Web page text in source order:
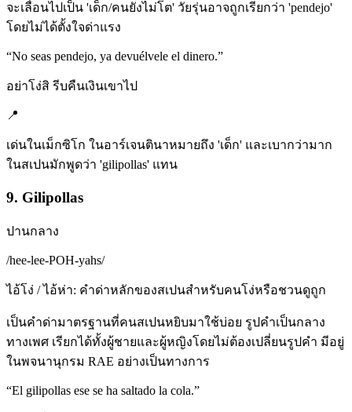
จะเลื่อนไปเป็น 'เด็ก/คนยังไม่โต' วัยรุ่นอาจถูกเรียกว่า 'pendejo'
โดยไม่ได้ตั้งใจด่าแรง
“No seas pendejo, ya devuélvele el dinero.”
อย่าโง่สิ รีบคืนเงินเขาไป
📍
เด่นในเม็กซิโก ในอาร์เจนตินาหมายถึง 'เด็ก' และเบากว่ามาก
ในสเปนมักพูดว่า 'gilipollas' แทน
9. Gilipollas
ปานกลาง
/hee-lee-POH-yahs/
ไอ้โง่ / ไอ้ห่า: คำด่าหลักของสเปนสำหรับคนโง่หรือชวนดูถูก
เป็นคำด่ามาตรฐานที่คนสเปนหยิบมาใช้บ่อย รูปคำเป็นกลาง
ทางเพศ เรียกได้ทั้งผู้ชายและผู้หญิงโดยไม่ต้องเปลี่ยนรูปคำ มีอยู่
ในพจนานุกรม RAE อย่างเป็นทางการ
“El gilipollas ese se ha saltado la cola.”